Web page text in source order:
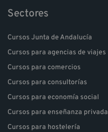
Sectores
Cursos Junta de Andalucía
Cursos para agencias de viajes
Cursos para comercios
Cursos para consultorías
Cursos para economía social
Cursos para enseñanza privada
Cursos para hostelería